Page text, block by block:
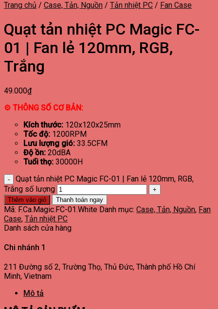
Trang chủ / Case, Tản, Nguồn / Tản nhiệt PC / Fan Case
Quạt tản nhiệt PC Magic FC-
01 | Fan lẻ 120mm, RGB,
Trắng
49.000₫
⚙ THÔNG SỐ CƠ BẢN:
Kích thước: 120x120x25mm
Tốc độ: 1200RPM
Lưu lượng gió: 33.5CFM
Độ ồn: 20dBA
Tuổi thọ: 30000H
Quạt tản nhiệt PC Magic FC-01 | Fan lẻ 120mm, RGB,
Trắng số lượng
Thêm vào giỏ Thanh toán ngay
Mã: F.Ca.Magic.FC-01.White Danh mục: Case, Tản, Nguồn, Fan
Case, Tản nhiệt PC
Danh sách cửa hàng
Chi nhánh 1
211 Đường số 2, Trường Thọ, Thủ Đức, Thành phố Hồ Chí
Minh, Vietnam
Mô tả